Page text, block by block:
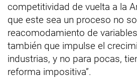
competitividad de vuelta a la
que este sea un proceso no
reacomodamiento de
también que impulse el
industrias, y no para pocas,
reforma impositiva”.